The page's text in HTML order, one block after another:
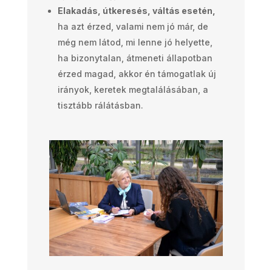
Elakadás, útkeresés, váltás esetén,
ha azt érzed, valami nem jó már, de
még nem látod, mi lenne jó helyette,
ha bizonytalan, átmeneti állapotban
érzed magad, akkor én támogatlak új
irányok, keretek megtalálásában, a
tisztább rálátásban.